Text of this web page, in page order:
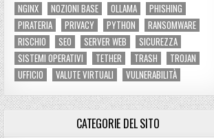
NGINX
NOZIONI BASE OLLAMA
PHISHING
PIRATERIA
PRIVACY PYTHON
RANSOMWARE
RISCHIO
SEO SERVER WEB
SICUREZZA
SISTEMI OPERATIVI
TETHER TRASH
TROJAN
UFFICIO
VALUTE VIRTUALI VULNERABILITÀ
CATEGORIE DEL SITO